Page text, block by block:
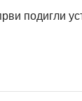
подигли